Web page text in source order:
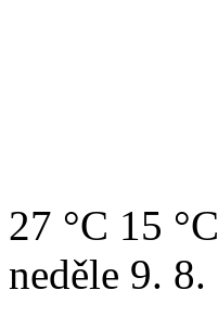
27 °C 15 °C
neděle 9. 8.